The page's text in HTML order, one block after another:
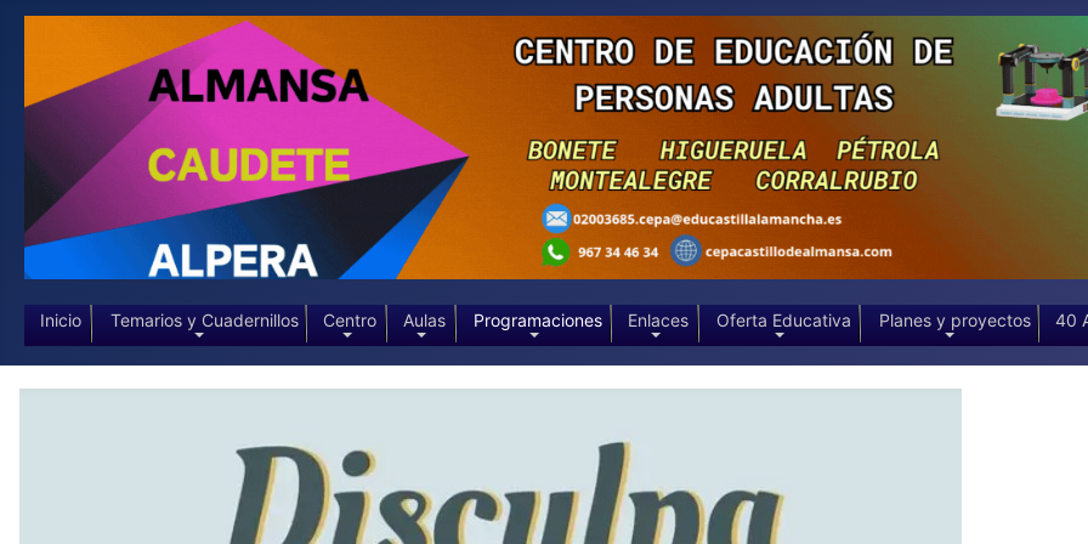
Inicio Temarios y Cuadernillos Centro Aulas Programaciones Enlaces Oferta Educativa Planes y proyectos 40